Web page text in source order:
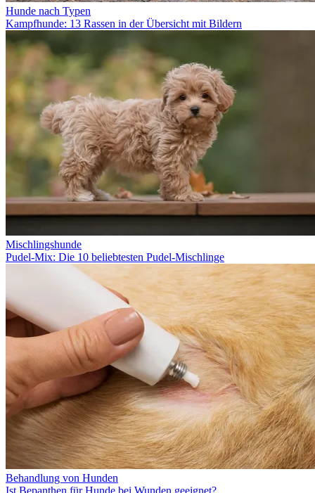
Hunde nach Typen
Kampfhunde: 13 Rassen in der Übersicht mit Bildern
Mischlingshunde
Pudel-Mix: Die 10 beliebtesten Pudel-Mischlinge
Behandlung von Hunden
Ist Bepanthen für Hunde bei Wunden geeignet?